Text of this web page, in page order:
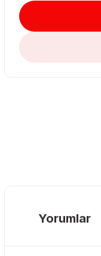
Yorumlar